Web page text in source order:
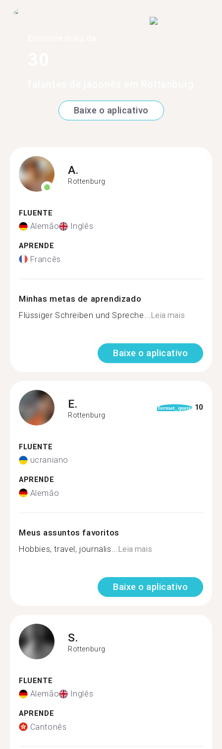
Baixe o aplicativo
A.
Rottenburg
FLUENTE
Alemão Inglês
APRENDE
Francês
Minhas metas de aprendizado
Flüssiger Schreiben und Spreche... Leia mais
Baixe o aplicativo
E.
Rottenburg
format_quote 10
FLUENTE
ucraniano
APRENDE
Alemão
Meus assuntos favoritos
Hobbies, travel, journalis... Leia mais
Baixe o aplicativo
S.
Rottenburg
FLUENTE
Alemão Inglês
APRENDE
Cantonês